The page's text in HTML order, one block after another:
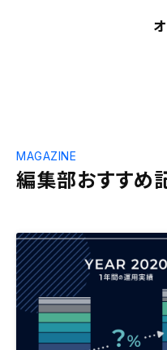
編集部おすすめ
MAGAZINE